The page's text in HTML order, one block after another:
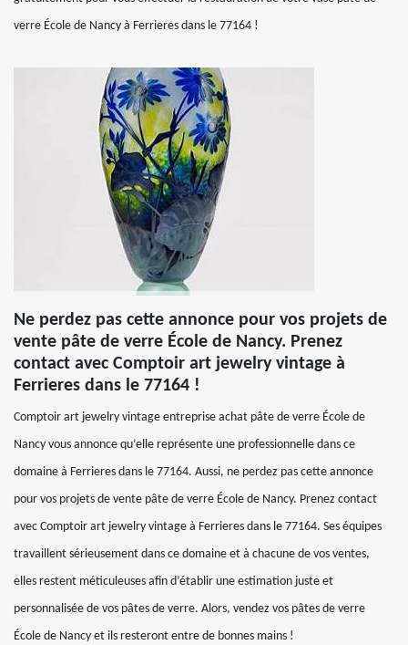
verre École de Nancy à Ferrieres dans le 77164 !
Ne perdez pas cette annonce pour vos projets de
vente pâte de verre École de Nancy. Prenez
contact avec Comptoir art jewelry vintage à
Ferrieres dans le 77164 !
Comptoir art jewelry vintage entreprise achat pâte de verre École de
Nancy vous annonce qu’elle représente une professionnelle dans ce
domaine à Ferrieres dans le 77164. Aussi, ne perdez pas cette annonce
pour vos projets de vente pâte de verre École de Nancy. Prenez contact
avec Comptoir art jewelry vintage à Ferrieres dans le 77164. Ses équipes
travaillent sérieusement dans ce domaine et à chacune de vos ventes,
elles restent méticuleuses afin d’établir une estimation juste et
personnalisée de vos pâtes de verre. Alors, vendez vos pâtes de verre
École de Nancy et ils resteront entre de bonnes mains !